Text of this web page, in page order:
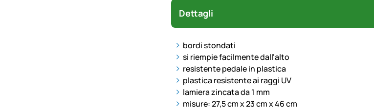
Dettagli
bordi stondati
si riempie facilmente dall'alto
resistente pedale in plastica
plastica resistente ai raggi UV
lamiera zincata da 1 mm
misure: 27,5 cm x 23 cm x 46 cm